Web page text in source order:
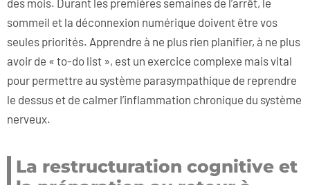
des mois. Durant les premières semaines de l’arrêt, le
sommeil et la déconnexion numérique doivent être vos
seules priorités. Apprendre à ne plus rien planifier, à ne plus
avoir de « to-do list », est un exercice complexe mais vital
pour permettre au système parasympathique de reprendre
le dessus et de calmer l’inflammation chronique du système
nerveux.
La restructuration cognitive et